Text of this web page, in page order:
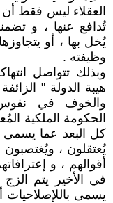
العقلاء ليس فقط أن
تُدافع عنها ، و
يُخل بها ، أو
وظيفته .
وبذلك تتواصل
هيبة الدولة "
والخوف في نفوس
الحكومة الملكية
كل البعد عما يسمى
يُعتقلون ، ويُغتصبون
أقوالهم ، و
في الأخير يتم الزج
يسمى باللإصلاحيات